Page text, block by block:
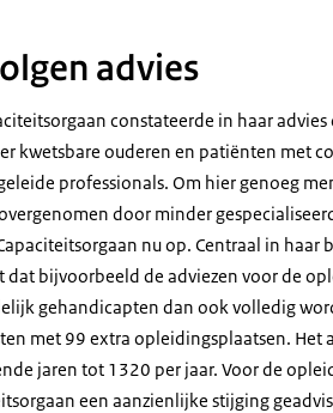
advies
constateerde in haar
kwetsbare ouderen en patiënten met
professionals. Om hier genoeg
door minder
nu op. Centraal in
dat bijvoorbeeld de adviezen voor de
gehandicapten dan ook volledig
met 99 extra opleidingsplaatsen.
jaren tot 1320 per jaar. Voor de
een aanzienlijke stijging